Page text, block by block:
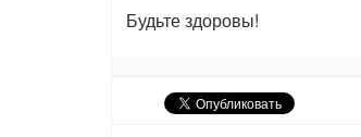
Будьте здоровы!